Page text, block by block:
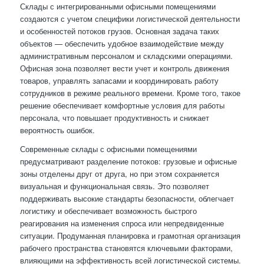
Склады с интегрированными офисными помещениями
создаются с учетом специфики логистической деятельности
и особенностей потоков грузов. Основная задача таких
объектов — обеспечить удобное взаимодействие между
административным персоналом и складскими операциями.
Офисная зона позволяет вести учет и контроль движения
товаров, управлять запасами и координировать работу
сотрудников в режиме реального времени. Кроме того, такое
решение обеспечивает комфортные условия для работы
персонала, что повышает продуктивность и снижает
вероятность ошибок.
Современные склады с офисными помещениями
предусматривают разделение потоков: грузовые и офисные
зоны отделены друг от друга, но при этом сохраняется
визуальная и функциональная связь. Это позволяет
поддерживать высокие стандарты безопасности, облегчает
логистику и обеспечивает возможность быстрого
реагирования на изменения спроса или непредвиденные
ситуации. Продуманная планировка и грамотная организация
рабочего пространства становятся ключевыми факторами,
влияющими на эффективность всей логистической системы.